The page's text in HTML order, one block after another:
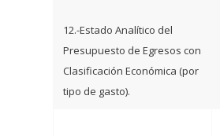
12.-Estado Analítico del
Presupuesto de Egresos con
Clasificación Económica (por
tipo de gasto).